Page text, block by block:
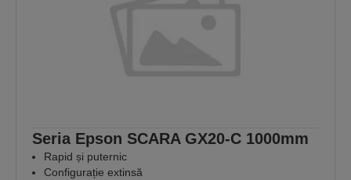
Seria Epson SCARA GX20-C 1000mm
Rapid și puternic
Configurație extinsă